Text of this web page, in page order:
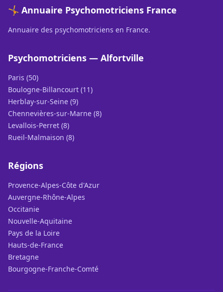
🤸 Annuaire Psychomotriciens France
Annuaire des psychomotriciens en France.
Psychomotriciens — Alfortville
Paris (50)
Boulogne-Billancourt (11)
Herblay-sur-Seine (9)
Chennevières-sur-Marne (8)
Levallois-Perret (8)
Rueil-Malmaison (8)
Régions
Provence-Alpes-Côte d'Azur
Auvergne-Rhône-Alpes
Occitanie
Nouvelle-Aquitaine
Pays de la Loire
Hauts-de-France
Bretagne
Bourgogne-Franche-Comté